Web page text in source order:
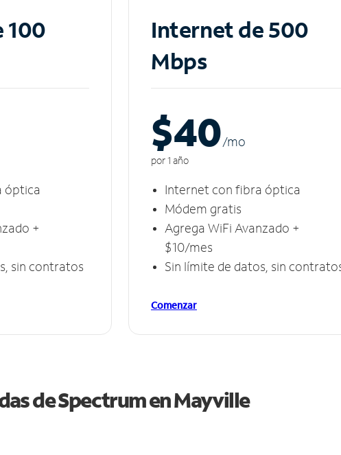
100
óptica
+
sin contratos
Internet de 500
Mbps
$40/mo
por 1 año
Internet con fibra óptica
Módem gratis
Agrega WiFi Avanzado +
$10/mes
Sin límite de datos, sin
Comenzar
de Spectrum enMayville